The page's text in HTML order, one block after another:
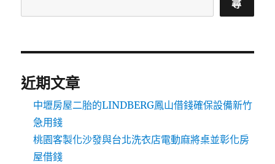
尋
近期文章
中壢房屋二胎的LINDBERG鳳山借錢確保設備新竹
急用錢
桃園客製化沙發與台北洗衣店電動麻將桌並彰化房
屋借錢